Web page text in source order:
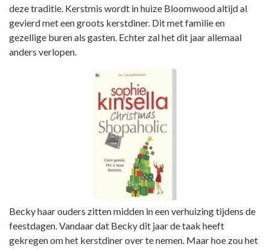
deze traditie. Kerstmis wordt in huize Bloomwood altijd al
gevierd met een groots kerstdiner. Dit met familie en
gezellige buren als gasten. Echter zal het dit jaar allemaal
anders verlopen.
Becky haar ouders zitten midden in een verhuizing tijdens de
feestdagen. Vandaar dat Becky dit jaar de taak heeft
gekregen om het kerstdiner over te nemen. Maar hoe zou het